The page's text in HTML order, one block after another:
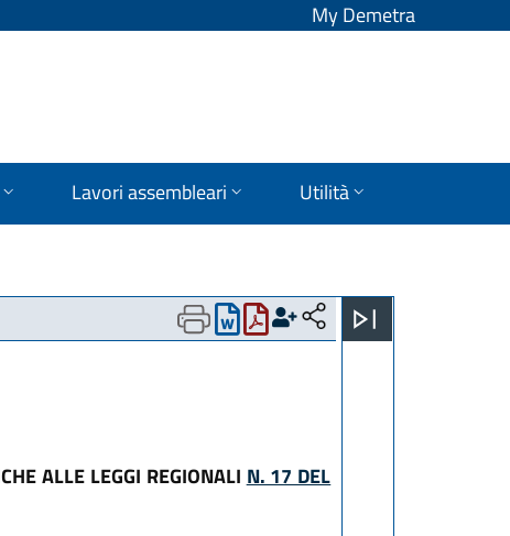
My Demetra
Lavori assembleari Utilità
ALLE LEGGI REGIONALI N. 17 DEL